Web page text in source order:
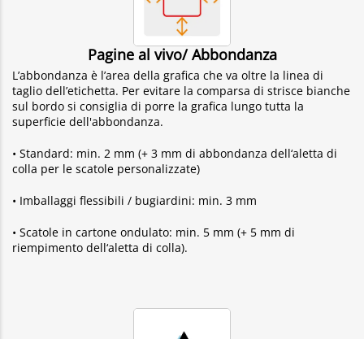
Pagine al vivo/ Abbondanza
L’abbondanza è l’area della grafica che va oltre la linea di
taglio dell’etichetta. Per evitare la comparsa di strisce bianche
sul bordo si consiglia di porre la grafica lungo tutta la
superficie dell'abbondanza.
• Standard: min. 2 mm (+ 3 mm di abbondanza dell‘aletta di
colla per le scatole personalizzate)
• Imballaggi flessibili / bugiardini: min. 3 mm
• Scatole in cartone ondulato: min. 5 mm (+ 5 mm di
riempimento dell‘aletta di colla).